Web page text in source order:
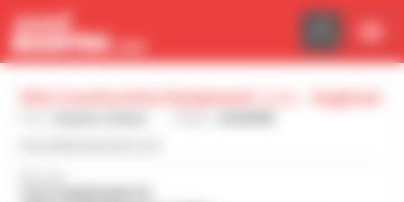
Alta Construction Equipment, L.l.c. - Saginaw
Painel de Gerenciamento de Cookies